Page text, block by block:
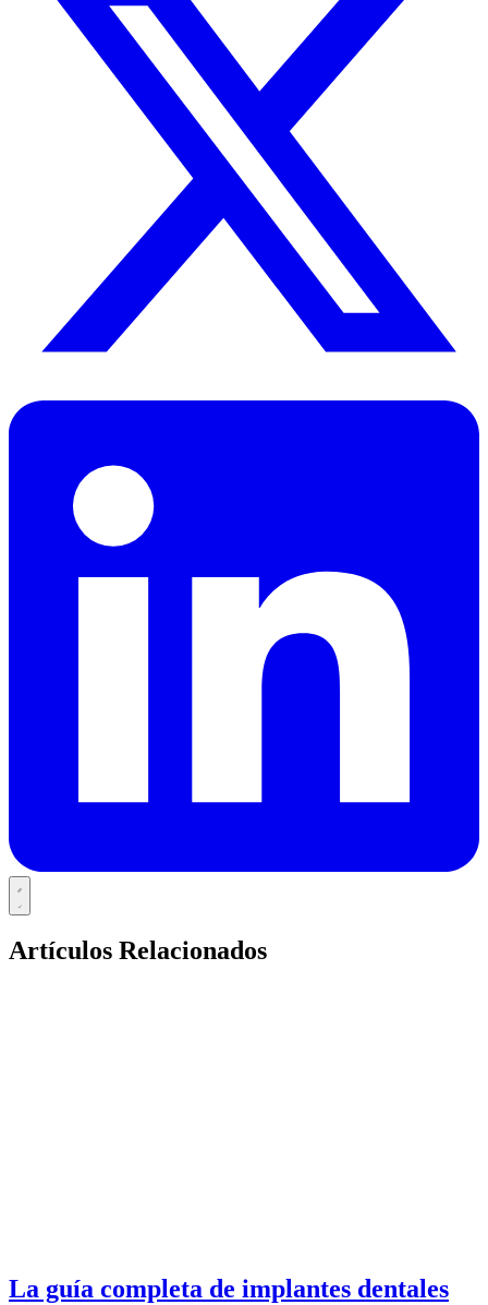
Artículos Relacionados
La guía completa de implantes dentales